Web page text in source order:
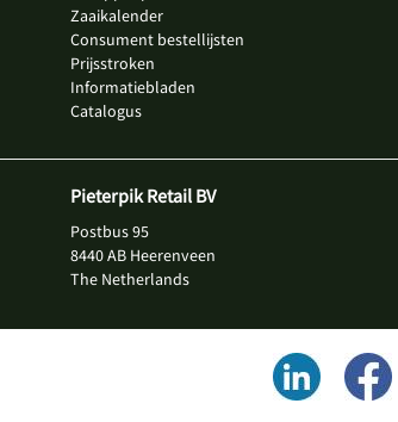
Zaaikalender
Consument bestellijsten
Prijsstroken
Informatiebladen
Catalogus
Pieterpik Retail BV
Postbus 95
8440 AB Heerenveen
The Netherlands